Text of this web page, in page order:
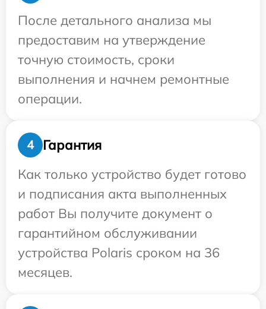
После детального анализа мы
предоставим на утверждение
точную стоимость, сроки
выполнения и начнем ремонтные
операции.
4
Гарантия
Как только устройство будет готово
и подписания акта выполненных
работ Вы получите документ о
гарантийном обслуживании
устройства Polaris сроком на 36
месяцев.